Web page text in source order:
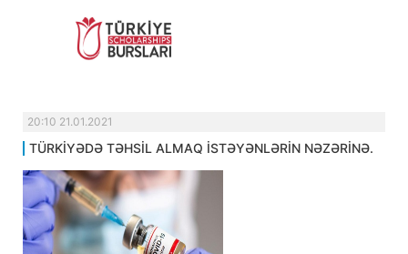
20:10 21.01.2021
TÜRKİYƏDƏ TƏHSİL ALMAQ İSTƏYƏNLƏRİN NƏZƏRİNƏ.